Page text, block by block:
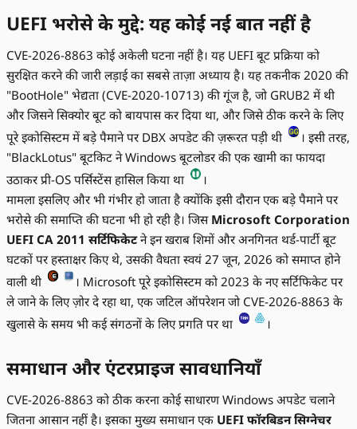
UEFI भरोसे के मुद्दे: यह कोई नई बात नहीं है
CVE-2026-8863 कोई अकेली घटना नहीं है। यह UEFI बूट प्रक्रिया को
सुरक्षित करने की जारी लड़ाई का सबसे ताज़ा अध्याय है। यह तकनीक 2020 की
"BootHole" भेद्यता (CVE-2020-10713) की गूंज है, जो GRUB2 में थी
और जिसने सिक्योर बूट को बायपास कर दिया था, और जिसे ठीक करने के लिए
पूरे इकोसिस्टम में बड़े पैमाने पर DBX अपडेट की ज़रूरत पड़ी थी
। इसी तरह,
"BlackLotus" बूटकिट ने Windows बूटलोडर की एक खामी का फायदा
उठाकर प्री-OS पर्सिस्टेंस हासिल किया था
।
मामला इसलिए और भी गंभीर हो जाता है क्योंकि इसी दौरान एक बड़े पैमाने पर
भरोसे की समाप्ति की घटना भी हो रही है। जिस Microsoft Corporation
UEFI CA 2011 सर्टिफिकेटने इन खराब शिमों और अनगिनत थर्ड-पार्टी बूट
घटकों पर हस्ताक्षर किए थे, उसकी वैधता स्वयं 27 जून, 2026 को समाप्त होने
वाली थी
। Microsoft पूरे इकोसिस्टम को 2023 के नए सर्टिफिकेट पर
ले जाने के लिए ज़ोर दे रहा था, एक जटिल ऑपरेशन जो CVE-2026-8863 के
खुलासे के समय भी कई संगठनों के लिए प्रगति पर था
।
समाधान और एंटरप्राइज सावधानियाँ
CVE-2026-8863 को ठीक करना कोई साधारण Windows अपडेट चलाने
जितना आसान नहीं है। इसका मुख्य समाधान एक UEFI फॉरबिडन सिग्नेचर